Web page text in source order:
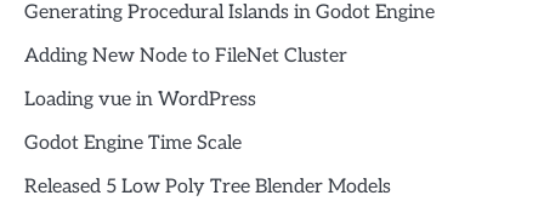
Generating Procedural Islands in Godot Engine
Adding New Node to FileNet Cluster
Loading vue in WordPress
Godot Engine Time Scale
Released 5 Low Poly Tree Blender Models